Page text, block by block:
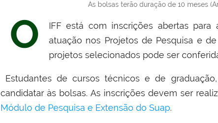
As bolsas terão duração de 10 meses
O
IFF está com inscrições abertas
atuação nos Projetos de Pesquisa e
projetos selecionados pode ser
Estudantes de cursos técnicos e de
candidatar às bolsas. As inscrições devem ser
Módulo de Pesquisa e Extensão do Suap.